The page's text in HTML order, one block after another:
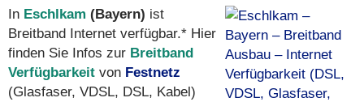
In Eschlkam (Bayern) ist
Breitband Internet verfügbar.* Hier
finden Sie Infos zur Breitband
Verfügbarkeit von Festnetz
(Glasfaser, VDSL, DSL, Kabel)